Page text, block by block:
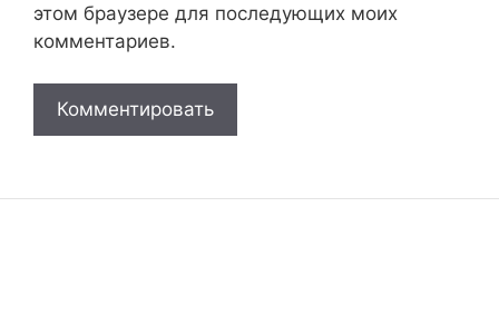
этом браузере для последующих моих
комментариев.